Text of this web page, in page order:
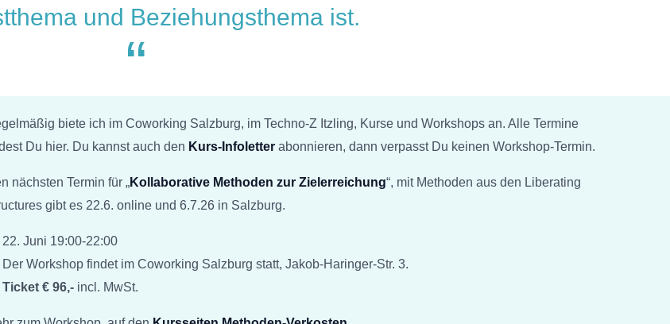
und Beziehungsthema ist.
“
biete ich im Coworking Salzburg, im Techno-Z Itzling, Kurse und Workshops an. Alle Termine
Du hier. Du kannst auch den Kurs-Infoletterabonnieren, dann verpasst Du keinen Workshop-Termin.
nächsten Termin für „Kollaborative Methoden zur Zielerreichung“, mit Methoden aus den Liberating
gibt es 22.6. online und 6.7.26 in Salzburg.
22. Juni 19:00-22:00
Der Workshop findet im Coworking Salzburg statt, Jakob-Haringer-Str. 3.
Ticket € 96,- incl. MwSt.